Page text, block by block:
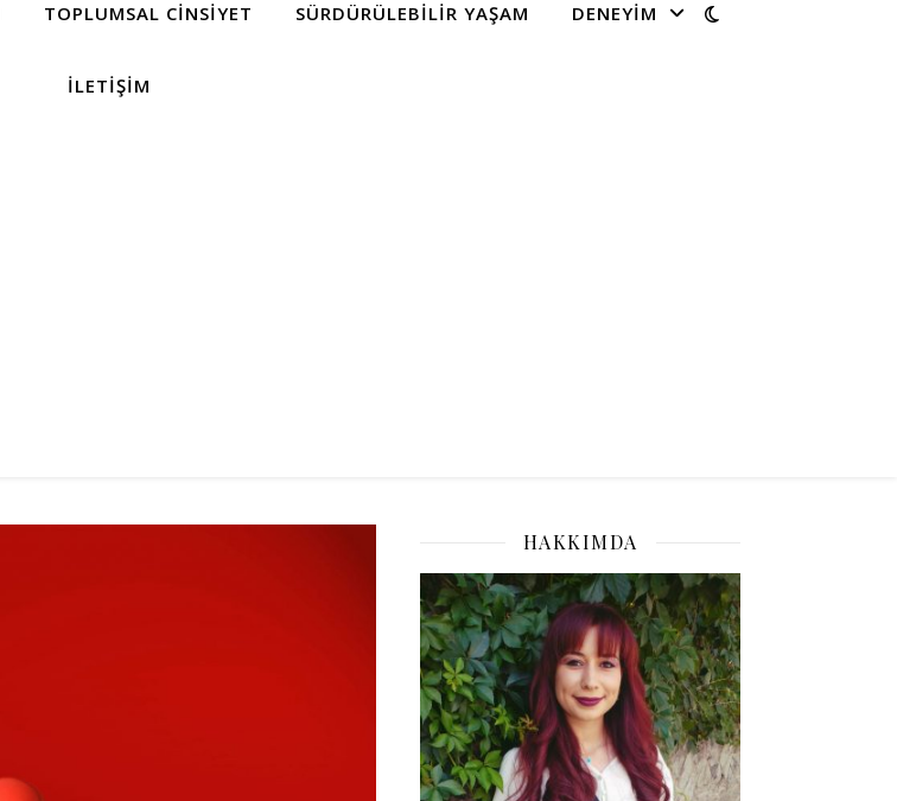
TOPLUMSAL CINSIYET SÜRDÜRÜLEBILIR YAŞAM DENEYIM
İLETIŞIM
HAKKIMDA